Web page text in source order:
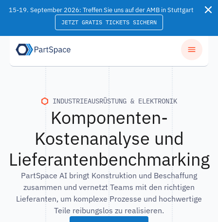
Skip to content
15-19. September 2026: Treffen Sie uns auf der AMB in Stuttgart
JETZT GRATIS TICKETS SICHERN
INDUSTRIEAUSRÜSTUNG & ELEKTRONIK
Komponenten-
Kostenanalyse und
Lieferantenbenchmarking
PartSpace AI bringt Konstruktion und Beschaffung
zusammen und vernetzt Teams mit den richtigen
Lieferanten, um komplexe Prozesse und hochwertige
Teile reibungslos zu realisieren.